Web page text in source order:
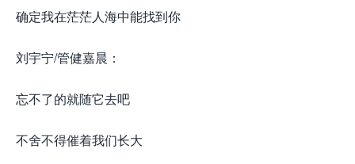
确定我在茫茫人海中能找到你
刘宇宁/管健嘉晨：
忘不了的就随它去吧
不舍不得催着我们长大